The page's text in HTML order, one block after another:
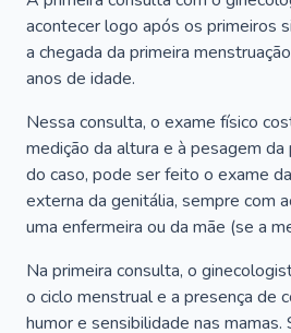
acontecer logo após os primeiros
a chegada da primeira
anos de idade.
Nessa consulta, o exame físico
medição da altura e à pesagem
do caso, pode ser feito o exame
externa da genitália, sempre com
uma enfermeira ou da mãe (se a
Na primeira consulta, o
o ciclo menstrual e a presença de
humor e sensibilidade nas mamas.